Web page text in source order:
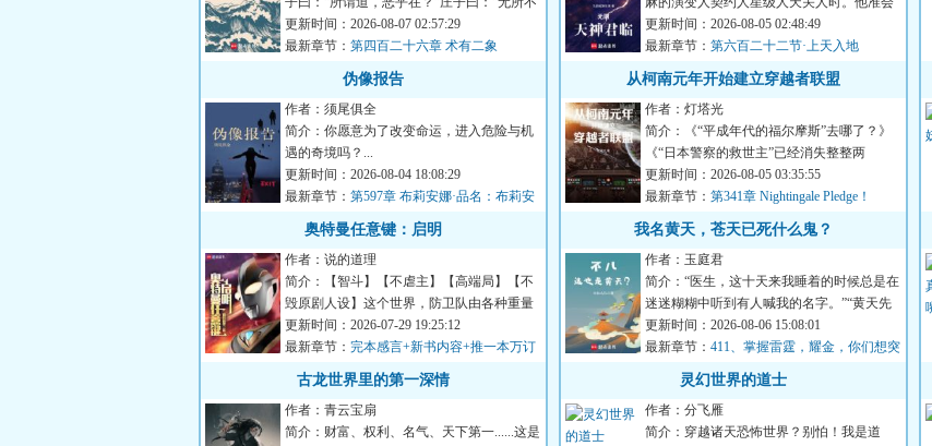
在。”东郭子曰：...
更新时间：2026-08-07 02:57:29
最新章节： 第四百二十六章 术有二象
伪像报告
作者：须尾俱全
简介：你愿意为了改变命运，进入危险与机
遇的奇境吗？...
更新时间：2026-08-04 18:08:29
最新章节： 第597章 布莉安娜·品名：布莉安
娜·韦
奥特曼任意键：启明
作者：说的道理
简介：【智斗】【不虐主】【高端局】【不
毁原剧人设】这个世界，防卫队由各种重量
级成员构成:总监城府深...
更新时间：2026-07-29 19:25:12
最新章节： 完本感言+新书内容+推一本万订
骑士文《谁让他当假面骑士的！》
古龙世界里的第一深情
作者：青云宝扇
简介：财富、权利、名气、天下第一......这是
想起自己因为受不了零七...
更新时间：2026-08-05 02:48:49
最新章节： 第六百二十二节·上天入地
从柯南元年开始建立穿越者联盟
作者：灯塔光
简介：《“平成年代的福尔摩斯”去哪了？》
《“日本警察的救世主”已经消失整整两
月！》《神奇的破案技巧...
更新时间：2026-08-05 03:35:55
最新章节： 第341章 Nightingale Pledge！
我名黄天，苍天已死什么鬼？
作者：玉庭君
简介：“医生，这十天来我睡着的时候总是在
迷迷糊糊中听到有人喊我的名字。”“黄天先
生，你这是幻听。”...
更新时间：2026-08-06 15:08:01
最新章节： 411、掌握雷霆，耀金，你们想突
破吗？
灵幻世界的道士
作者：分飞雁
简介：穿越诸天恐怖世界？别怕！我是道